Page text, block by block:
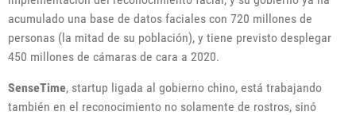
acumulado una base de datos faciales con 720 millones de
personas (la mitad de su población), y tiene previsto desplegar
450 millones de cámaras de cara a 2020.
SenseTime, startup ligada al gobierno chino, está trabajando
también en el reconocimiento no solamente de rostros, sinó